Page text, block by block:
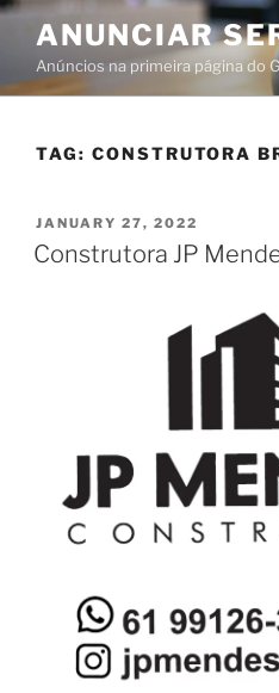
ANUNCIAR
Anúncios na primeira página do
TAG: CONSTRUTORA
JANUARY 27, 2022
Construtora JP